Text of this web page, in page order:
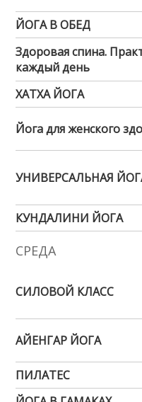
ЙОГА В ОБЕД
Здоровая спина.
каждый день
ХАТХА ЙОГА
Йога для женского
УНИВЕРСАЛЬНАЯ
КУНДАЛИНИ ЙОГА
СРЕДА
СИЛОВОЙ КЛАСС
АЙЕНГАР ЙОГА
ПИЛАТЕС